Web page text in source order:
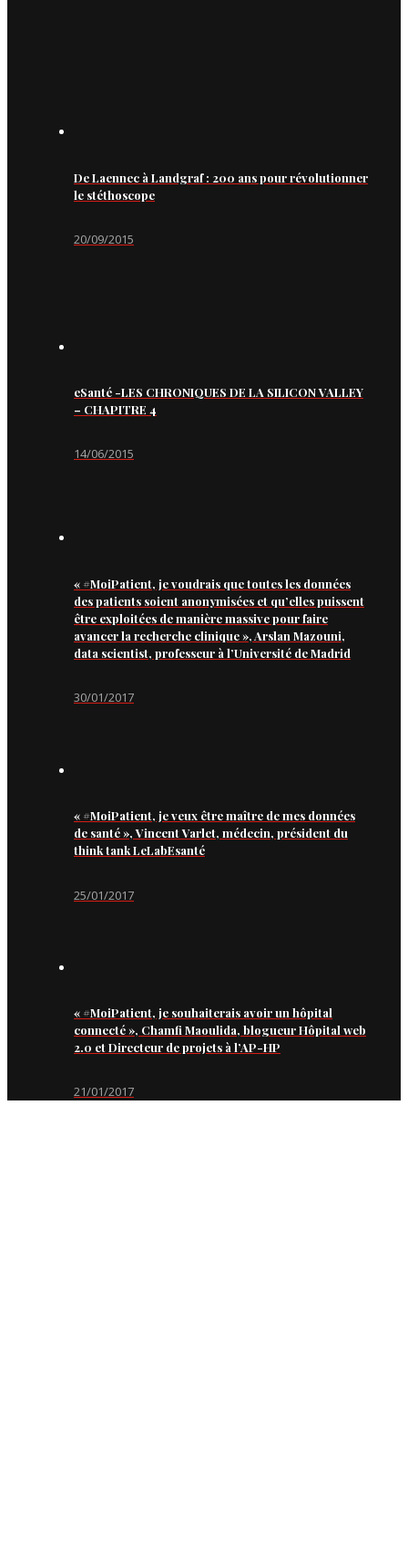
De Laennec à Landgraf : 200 ans pour révolutionner
le stéthoscope
20/09/2015
eSanté -LES CHRONIQUES DE LA SILICON VALLEY
– CHAPITRE 4
14/06/2015
« #MoiPatient, je voudrais que toutes les données
des patients soient anonymisées et qu’elles puissent
être exploitées de manière massive pour faire
avancer la recherche clinique », Arslan Mazouni,
data scientist, professeur à l’Université de Madrid
30/01/2017
« #MoiPatient, je veux être maître de mes données
de santé », Vincent Varlet, médecin, président du
think tank LeLabEsanté
25/01/2017
« #MoiPatient, je souhaiterais avoir un hôpital
connecté », Chamfi Maoulida, blogueur Hôpital web
2.0 et Directeur de projets à l’AP-HP
21/01/2017